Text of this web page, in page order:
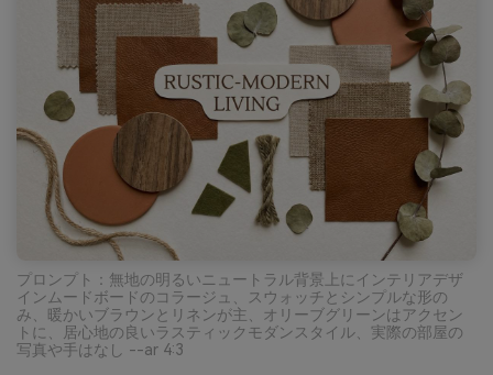
プロンプト：無地の明るいニュートラル背景上にインテリアデザ
インムードボードのコラージュ、スウォッチとシンプルな形の
み、暖かいブラウンとリネンが主、オリーブグリーンはアクセン
トに、居心地の良いラスティックモダンスタイル、実際の部屋の
写真や手はなし --ar 4:3